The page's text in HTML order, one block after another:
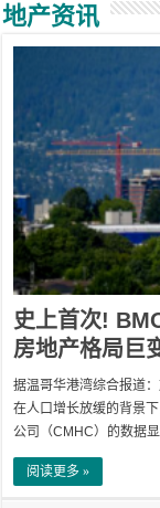
地产资讯
史上首次!
房地产格局巨
据温哥华港湾综合报道
在人口增长放缓的背景
公司（CMHC）的数据
阅读更多 »